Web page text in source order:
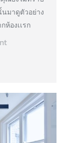
มาดูตัวอย่าง
ห้องเเรก